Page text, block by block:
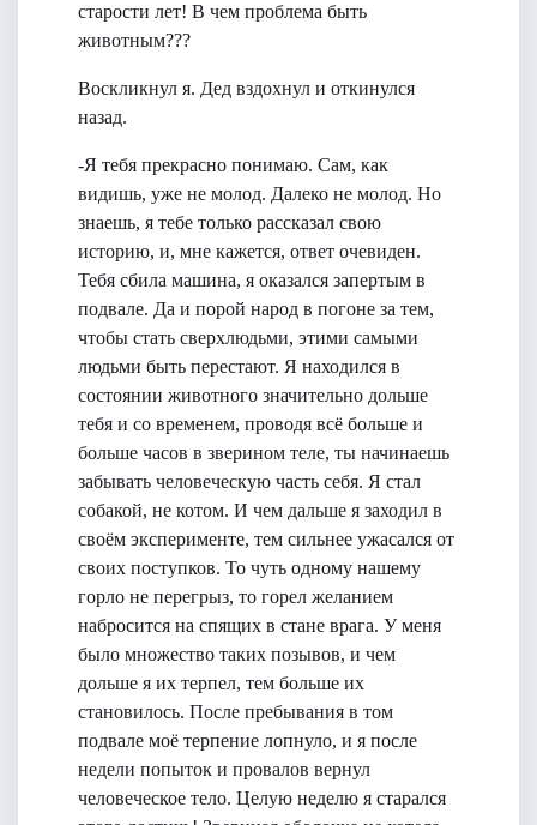
старости лет! В чем проблема быть
животным???
Воскликнул я. Дед вздохнул и откинулся
назад.
-Я тебя прекрасно понимаю. Сам, как
видишь, уже не молод. Далеко не молод. Но
знаешь, я тебе только рассказал свою
историю, и, мне кажется, ответ очевиден.
Тебя сбила машина, я оказался запертым в
подвале. Да и порой народ в погоне за тем,
чтобы стать сверхлюдьми, этими самыми
людьми быть перестают. Я находился в
состоянии животного значительно дольше
тебя и со временем, проводя всё больше и
больше часов в зверином теле, ты начинаешь
забывать человеческую часть себя. Я стал
собакой, не котом. И чем дальше я заходил в
своём эксперименте, тем сильнее ужасался от
своих поступков. То чуть одному нашему
горло не перегрыз, то горел желанием
набросится на спящих в стане врага. У меня
было множество таких позывов, и чем
дольше я их терпел, тем больше их
становилось. После пребывания в том
подвале моё терпение лопнуло, и я после
недели попыток и провалов вернул
человеческое тело. Целую неделю я старался